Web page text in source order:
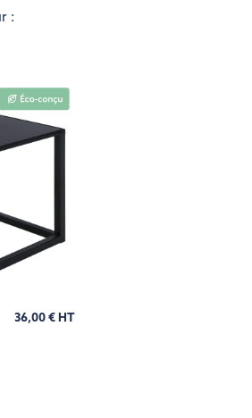
:
36,00 € HT